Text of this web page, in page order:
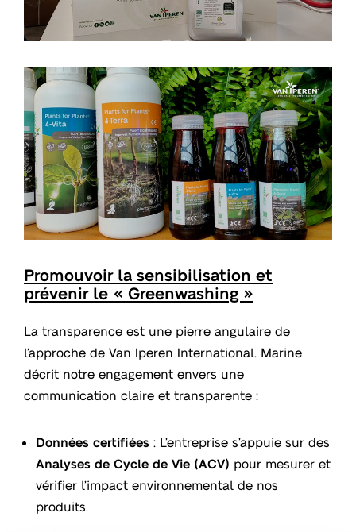
Promouvoir la sensibilisation et
prévenir le « Greenwashing »
La transparence est une pierre angulaire de
l’approche de Van Iperen International. Marine
décrit notre engagement envers une
communication claire et transparente :
Données certifiées : L’entreprise s’appuie sur des
Analyses de Cycle de Vie (ACV) pour mesurer et
vérifier l’impact environnemental de nos
produits.